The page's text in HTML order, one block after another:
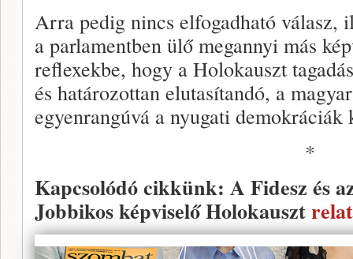
Arra pedig nincs elfogadható
a parlamentben ülő megannyi más
reflexekbe, hogy a Holokauszt
és határozottan elutasítandó, a
egyenrangúvá a nyugati demokráciák
*
Kapcsolódó cikkünk: A Fidesz és
Jobbikos képviselő Holokauszt